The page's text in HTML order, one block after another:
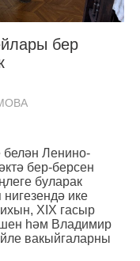
бер
белән Ленино-
бер-берсен
буларак
ике
XIX гасыр
һәм Владимир
вакыйгаларны